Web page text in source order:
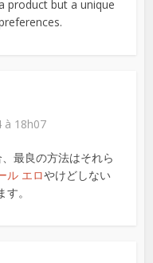
product but a unique
à 18h07
最良の方法はそれら
ル エロやけどしない
。